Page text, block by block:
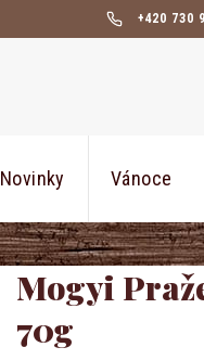
+420 730
Novinky Vánoce
Mogyi
70g